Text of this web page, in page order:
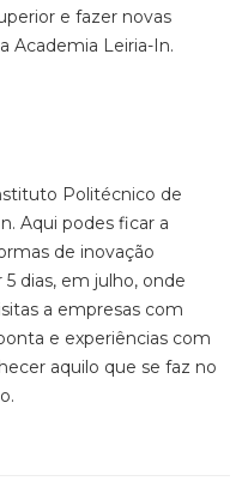
e fazer novas
Academia Leiria-In.
Politécnico de
Aqui podes ficar a
de inovação
dias, em julho, onde
a empresas com
e experiências com
aquilo que se faz no